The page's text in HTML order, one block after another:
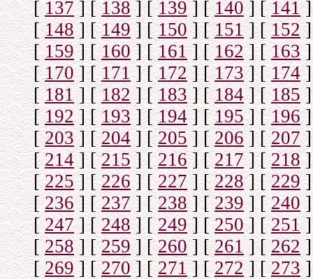
[137] [138] [139] [140] [141]
[148] [149] [150] [151] [152]
[159] [160] [161] [162] [163]
[170] [171] [172] [173] [174]
[181] [182] [183] [184] [ 185]
[192] [193] [194] [195] [196]
[203] [204] [205] [206] [207]
[214] [215] [216] [217] [218]
[225] [226] [227] [228] [229]
[236] [237] [238] [239] [ 240]
[247] [248] [249] [250] [251]
[258] [259] [260] [261] [262]
[269] [270] [271] [272] [273]